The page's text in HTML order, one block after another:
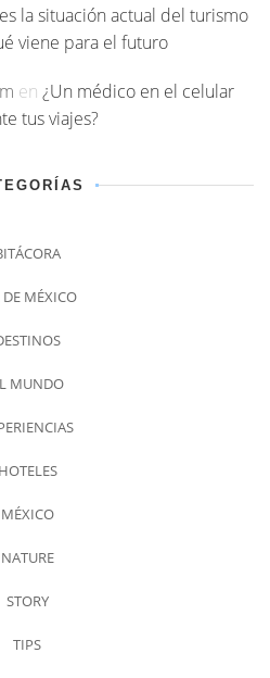
la situación actual del turismo
viene para el futuro
en ¿Un médico en el celular
tus viajes?
DE MÉXICO
MUNDO
HOTELES
MÉXICO
NATURE
STORY
TIPS